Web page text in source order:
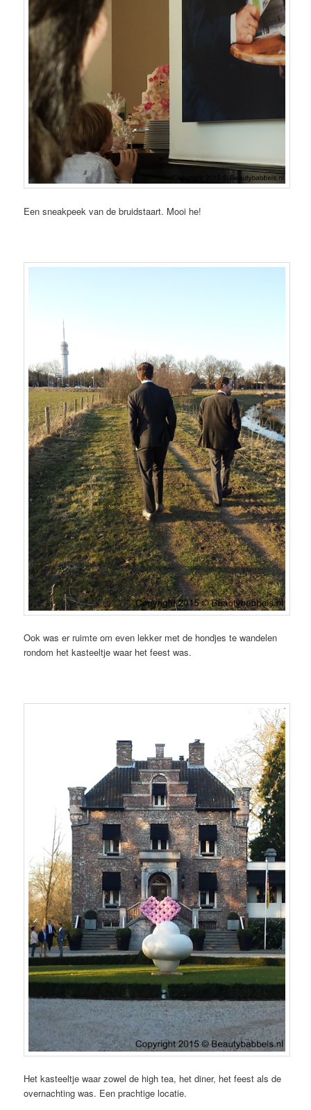
Een sneakpeek van de bruidstaart. Mooi he!
Ook was er ruimte om even lekker met de hondjes te wandelen
rondom het kasteeltje waar het feest was.
Het kasteeltje waar zowel de high tea, het diner, het feest als de
overnachting was. Een prachtige locatie.